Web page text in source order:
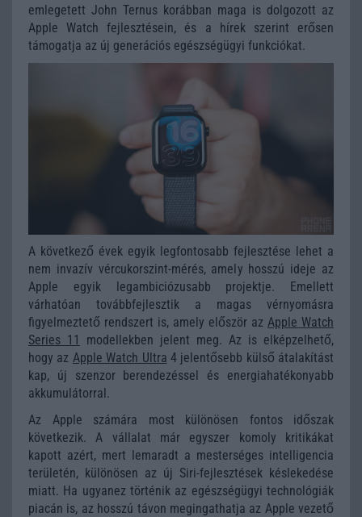
emlegetett John Ternus korábban maga is dolgozott az
Apple Watch fejlesztésein, és a hírek szerint erősen
támogatja az új generációs egészségügyi funkciókat.
A következő évek egyik legfontosabb fejlesztése lehet a
nem invazív vércukorszint-mérés, amely hosszú ideje az
Apple egyik legambiciózusabb projektje. Emellett
várhatóan továbbfejlesztik a magas vérnyomásra
figyelmeztető rendszert is, amely először az Apple Watch
Series 11
modellekben jelent meg. Az is elképzelhető,
hogy az Apple Watch Ultra 4 jelentősebb külső átalakítást
kap, új szenzor berendezéssel és energiahatékonyabb
akkumulátorral.
Az Apple számára most különösen fontos időszak
következik. A vállalat már egyszer komoly kritikákat
kapott azért, mert lemaradt a mesterséges intelligencia
területén, különösen az új Siri-fejlesztések késlekedése
miatt. Ha ugyanez történik az egészségügyi technológiák
piacán is, az hosszú távon megingathatja az Apple vezető